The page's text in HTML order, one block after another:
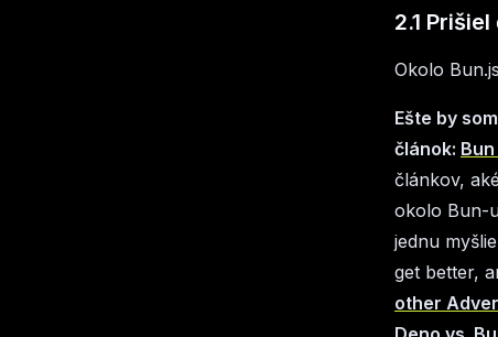
2.1
Okolo
Ešte by
článok:
článkov,
okolo Bun-
jednu
get better,
other